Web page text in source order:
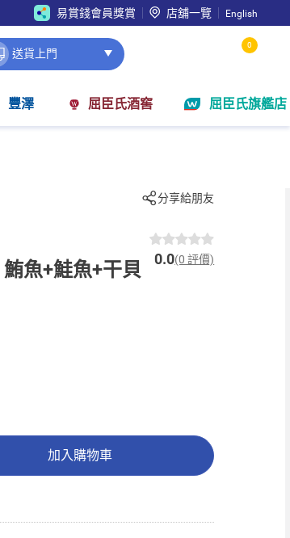
易賞錢會員獎賞 店舖一覽 English
送貨上門
0
豐澤 屈臣氏酒窖 屈臣氏旗艦店
分享給朋友
魚+鮭魚+干貝
0.0(0 評價)
加入購物車